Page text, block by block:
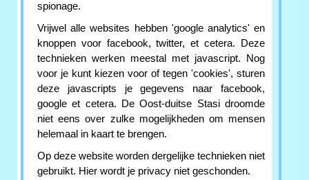
spionage.
Vrijwel alle websites hebben 'google analytics' en
knoppen voor facebook, twitter, et cetera. Deze
technieken werken meestal met javascript. Nog
voor je kunt kiezen voor of tegen 'cookies', sturen
deze javascripts je gegevens naar facebook,
google et cetera. De Oost-duitse Stasi droomde
niet eens over zulke mogelijkheden om mensen
helemaal in kaart te brengen.
Op deze website worden dergelijke technieken niet
gebruikt. Hier wordt je privacy niet geschonden.